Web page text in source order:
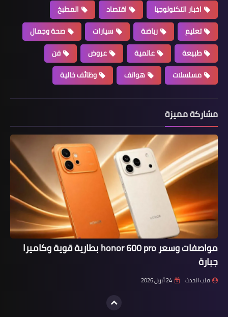
اخبار التكنولوجيا اقتصاد
المطبخ
تعليم
رياضة سيارات
صحة وجمال
طبيعة
عالمية عروض
فن
مسلسلات
هواتف وظائف خالية
مشاركة مميزة
مواصفات وسعر honor 600 pro بطارية قوية وكاميرا
جبارة
قلب الحدث 24 أبريل 2026